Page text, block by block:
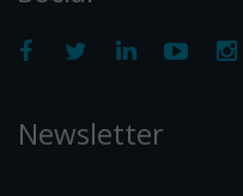
Newsletter